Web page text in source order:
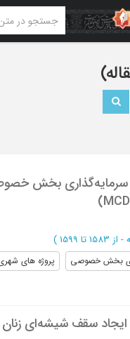
بخش
از 1583 تا 1599 )
بخش خصوصی پروژه های
سقف شیشه‌ای